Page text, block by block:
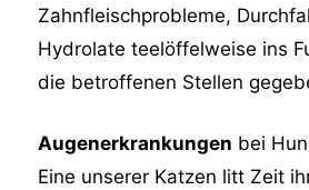
Zahnfleischprobleme,
Hydrolate teelöffelweise ins
die betroffenen Stellen
Augenerkrankungen bei
Eine unserer Katzen litt Zeit